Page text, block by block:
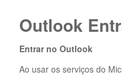
Outlook
Entrar no Outlook
Ao usar os serviços do